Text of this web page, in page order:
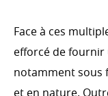
Humanitarian
Forum Mondial
ONG
Face à ces
efforcé de fournir
notamment sous
et en nature.